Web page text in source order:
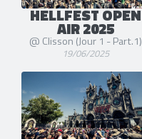
HELLFEST OPEN
AIR 2025
@ Clisson (Jour 1 - Part.1)
19/06/2025